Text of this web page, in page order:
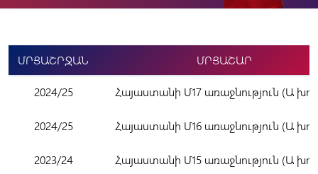
ՄՐՑԱՇՐՋԱՆ ՄՐՑԱՇԱՐ
2024/25 Հայաստանի Մ17 առաջնություն (Ա
2024/25 Հայաստանի Մ16 առաջնություն (Ա
2023/24 Հայաստանի Մ15 առաջնություն (Ա